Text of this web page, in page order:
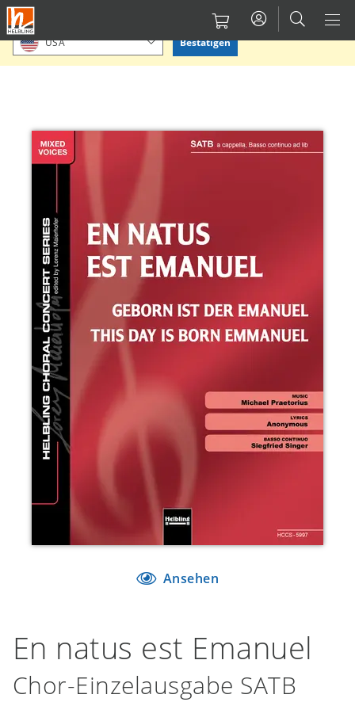
Direkt
zum
Inhalt
Bitte Standort bestätigen oder einen anderen auswählen.
USA Bestätigen
Ansehen
En natus est Emanuel
Chor-Einzelausgabe SATB